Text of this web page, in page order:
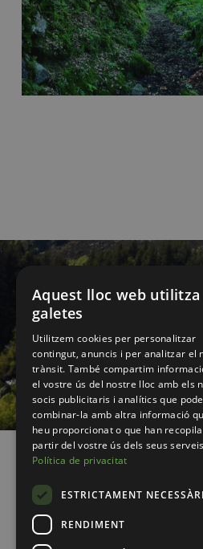
Aquest lloc web utilitza
galetes
Utilitzem cookies per personalitzar
contingut, anuncis i per analitzar el
trànsit. També compartim
el vostre ús del nostre lloc amb els
socis publicitaris i analítics que
combinar-la amb altra informació
heu proporcionat o que han
partir del vostre ús dels seus
Política de privacitat
ESTRICTAMENT
RENDIMENT